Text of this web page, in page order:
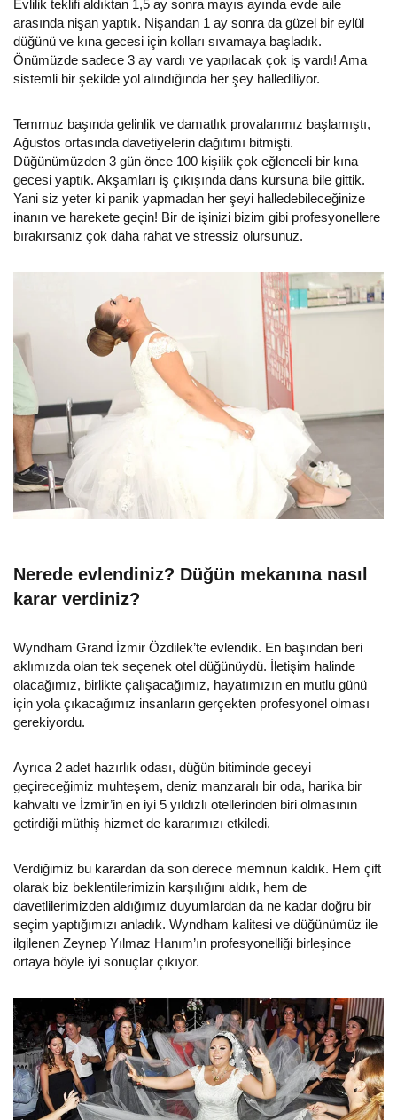
Evlilik teklifi aldıktan 1,5 ay sonra mayıs ayında evde aile
arasında nişan yaptık. Nişandan 1 ay sonra da güzel bir eylül
düğünü ve kına gecesi için kolları sıvamaya başladık.
Önümüzde sadece 3 ay vardı ve yapılacak çok iş vardı! Ama
sistemli bir şekilde yol alındığında her şey hallediliyor.
Temmuz başında gelinlik ve damatlık provalarımız başlamıştı,
Ağustos ortasında davetiyelerin dağıtımı bitmişti.
Düğünümüzden 3 gün önce 100 kişilik çok eğlenceli bir kına
gecesi yaptık. Akşamları iş çıkışında dans kursuna bile gittik.
Yani siz yeter ki panik yapmadan her şeyi halledebileceğinize
inanın ve harekete geçin! Bir de işinizi bizim gibi profesyonellere
bırakırsanız çok daha rahat ve stressiz olursunuz.
Nerede evlendiniz? Düğün mekanına nasıl
karar verdiniz?
Wyndham Grand İzmir Özdilek’te evlendik. En başından beri
aklımızda olan tek seçenek otel düğünüydü. İletişim halinde
olacağımız, birlikte çalışacağımız, hayatımızın en mutlu günü
için yola çıkacağımız insanların gerçekten profesyonel olması
gerekiyordu.
Ayrıca 2 adet hazırlık odası, düğün bitiminde geceyi
geçireceğimiz muhteşem, deniz manzaralı bir oda, harika bir
kahvaltı ve İzmir’in en iyi 5 yıldızlı otellerinden biri olmasının
getirdiği müthiş hizmet de kararımızı etkiledi.
Verdiğimiz bu karardan da son derece memnun kaldık. Hem çift
olarak biz beklentilerimizin karşılığını aldık, hem de
davetlilerimizden aldığımız duyumlardan da ne kadar doğru bir
seçim yaptığımızı anladık. Wyndham kalitesi ve düğünümüz ile
ilgilenen Zeynep Yılmaz Hanım’ın profesyonelliği birleşince
ortaya böyle iyi sonuçlar çıkıyor.